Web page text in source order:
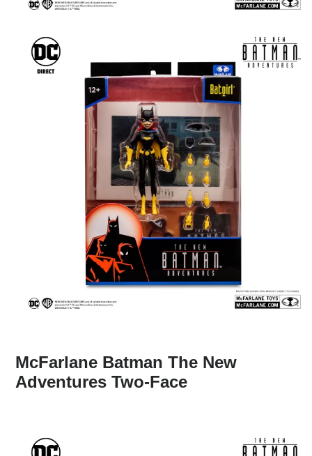
McFarlane Batman The New
Adventures Two-Face